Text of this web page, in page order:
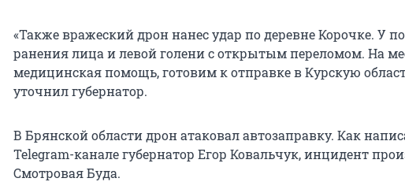
«Также вражеский дрон нанес удар по деревне Корочке. У
ранения лица и левой голени с открытым переломом. На
медицинская помощь, готовим к отправке в Курскую
уточнил губернатор.
В Брянской области дрон атаковал автозаправку. Как
Telegram-канале губернатор Егор Ковальчук, инцидент
Смотровая Буда.